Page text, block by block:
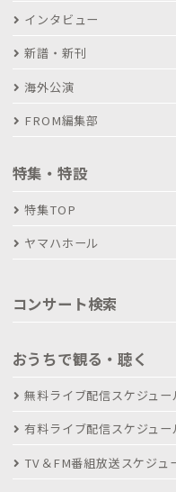
インタビュー
新譜・新刊
海外公演
FROM編集部
特集・特設
特集TOP
ヤマハホール
コンサート検索
おうちで観る・聴く
無料ライブ配信スケジュー
有料ライブ配信スケジュー
TV＆FM番組放送スケジュ